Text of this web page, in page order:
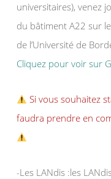
universitaires), venez
du bâtiment A22 sur
de l’Université de
Cliquez pour voir sur
Si vous souhaitez
faudra prendre en
-Les LANdis :les